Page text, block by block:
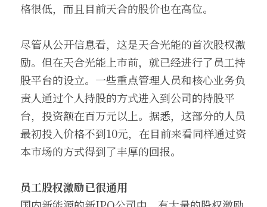
格很低，而且目前天合的股价也在高位。
尽管从公开信息看，这是天合光能的首次股权激
励。但在天合光能上市前，就已经进行了员工持
股平台的设立。一些重点管理人员和核心业务负
责人通过个人持股的方式进入到公司的持股平
台，投资额在百万元以上。据悉，这部分的人员
最初投入价格不到10元，在目前来看同样通过资
本市场的方式得到了丰厚的回报。
员工股权激励已很通用